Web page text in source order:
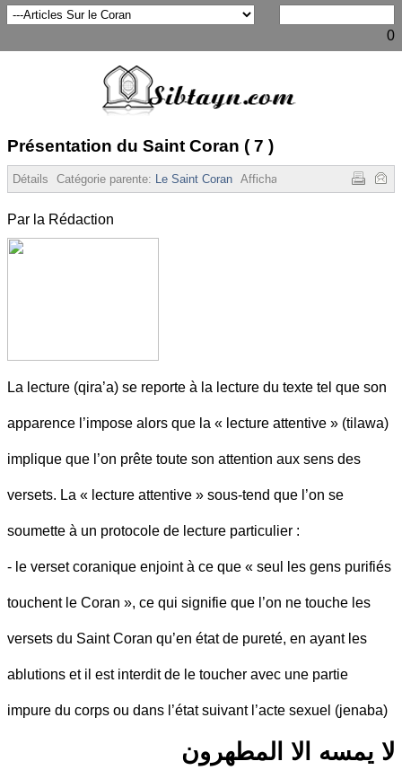
0
Présentation du Saint Coran ( 7 )
Détails Catégorie parente: Le Saint Coran Affichages :
Par la Rédaction
La lecture (qira’a) se reporte à la lecture du texte tel que son
apparence l’impose alors que la « lecture attentive » (tilawa)
implique que l’on prête toute son attention aux sens des
versets. La « lecture attentive » sous-tend que l’on se
soumette à un protocole de lecture particulier :
- le verset coranique enjoint à ce que « seul les gens purifiés
touchent le Coran », ce qui signifie que l’on ne touche les
versets du Saint Coran qu’en état de pureté, en ayant les
ablutions et il est interdit de le toucher avec une partie
impure du corps ou dans l’état suivant l’acte sexuel (jenaba)
لا يمسه الا المطهرون